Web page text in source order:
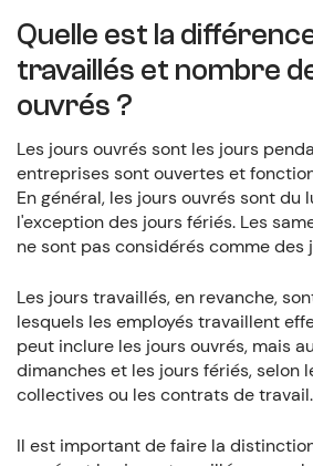
Quelle est la
travaillés et nombre
ouvrés ?
Les jours ouvrés sont les jours
entreprises sont ouvertes et
En général, les jours ouvrés sont du
l'exception des jours fériés. Les
ne sont pas considérés comme des
Les jours travaillés, en revanche,
lesquels les employés travaillent
peut inclure les jours ouvrés, mais
dimanches et les jours fériés, selon
collectives ou les contrats de travail.
Il est important de faire la